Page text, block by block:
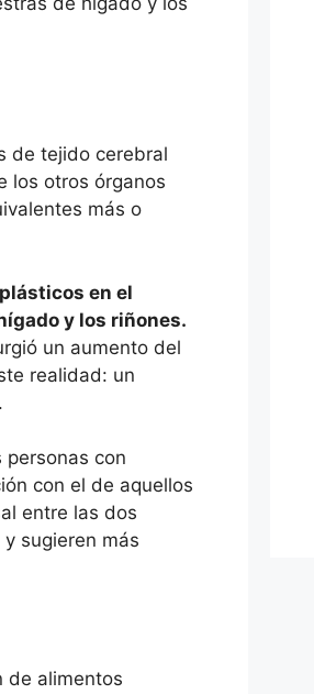
de tejido cerebral
los otros órganos
más o
en el
y los riñones.
un aumento del
realidad: un
con
con el de aquellos
entre las dos
sugieren más
de alimentos